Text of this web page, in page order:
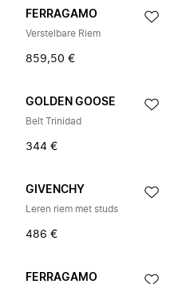
FERRAGAMO
Verstelbare Riem
859,50 €
GOLDEN GOOSE
Belt Trinidad
344 €
GIVENCHY
Leren riem met studs
486 €
FERRAGAMO